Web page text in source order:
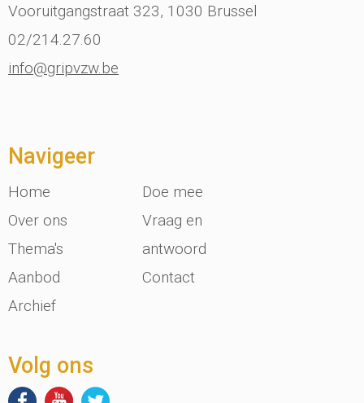
Vooruitgangstraat 323, 1030 Brussel
02/214.27.60
info@gripvzw.be
Navigeer
Home
Over ons
Thema's
Aanbod
Archief
Doe mee
Vraag en
antwoord
Contact
Volg ons